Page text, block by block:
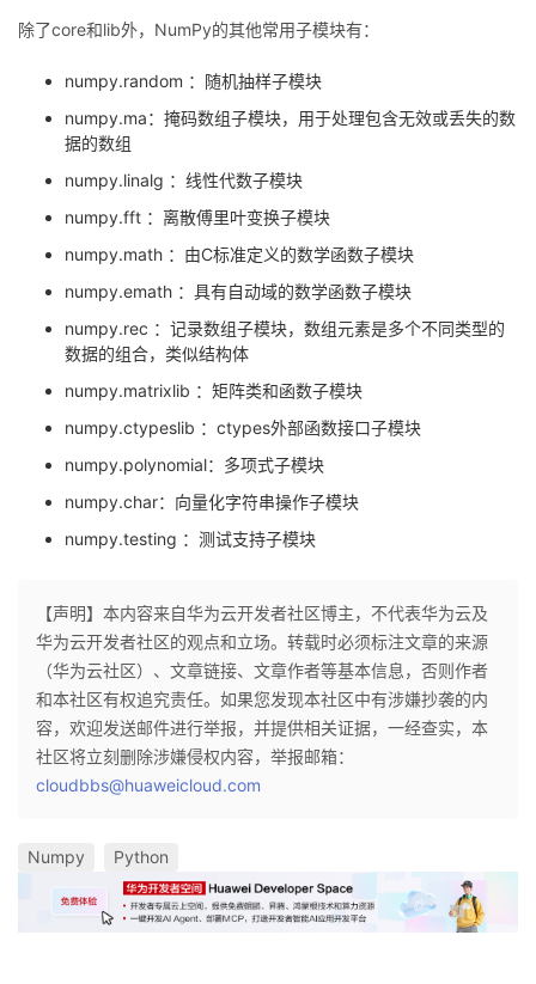
除了core和lib外，NumPy的其他常用子模块有：
numpy.random ：随机抽样子模块
numpy.ma：掩码数组子模块，用于处理包含无效或丢失的数
据的数组
numpy.linalg ：线性代数子模块
numpy.fft ：离散傅里叶变换子模块
numpy.math ：由C标准定义的数学函数子模块
numpy.emath ：具有自动域的数学函数子模块
numpy.rec ：记录数组子模块，数组元素是多个不同类型的
数据的组合，类似结构体
numpy.matrixlib ：矩阵类和函数子模块
numpy.ctypeslib ：ctypes外部函数接口子模块
numpy.polynomial：多项式子模块
numpy.char：向量化字符串操作子模块
numpy.testing ：测试支持子模块
【声明】本内容来自华为云开发者社区博主，不代表华为云及
华为云开发者社区的观点和立场。转载时必须标注文章的来源
（华为云社区）、文章链接、文章作者等基本信息，否则作者
和本社区有权追究责任。如果您发现本社区中有涉嫌抄袭的内
容，欢迎发送邮件进行举报，并提供相关证据，一经查实，本
社区将立刻删除涉嫌侵权内容，举报邮箱：
cloudbbs@huaweicloud.com
Numpy Python